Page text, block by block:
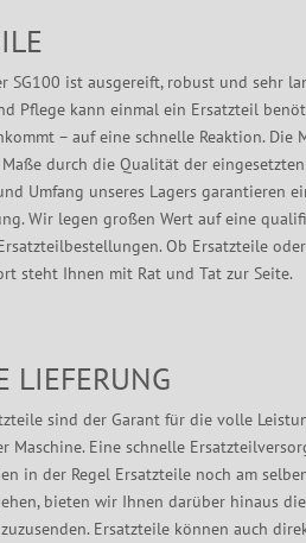
SG100 ist ausgereift, robust und sehr
Pflege kann einmal ein Ersatzteil
– auf eine schnelle Reaktion. Die
durch die Qualität der
Umfang unseres Lagers garantieren
Wir legen großen Wert auf eine
Ob Ersatzteile
steht Ihnen mit Rat und Tat zur Seite.
LIEFERUNG
sind der Garant für die volle
Maschine. Eine schnelle
in der Regel Ersatzteile noch am
bieten wir Ihnen darüber hinaus
Ersatzteile können auch